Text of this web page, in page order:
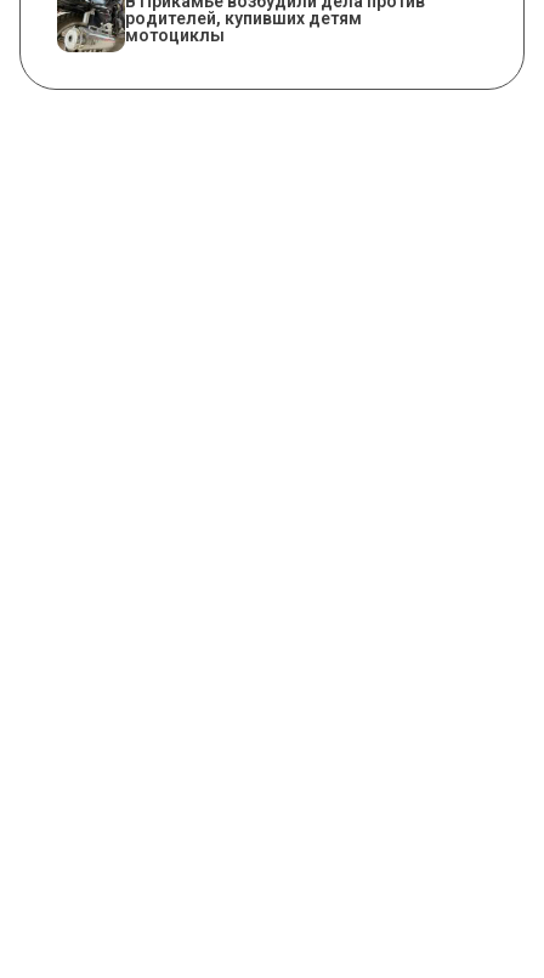
родителей, купивших детям
мотоциклы